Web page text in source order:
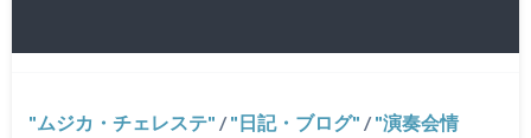
ムジカ・チェレステ / 日記・ブログ / 演奏会情